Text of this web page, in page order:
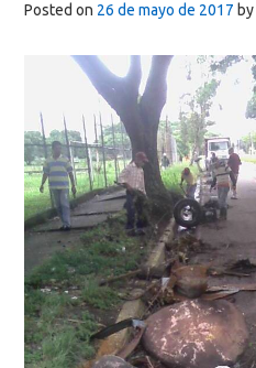
Posted on 26 de mayo de 2017 by